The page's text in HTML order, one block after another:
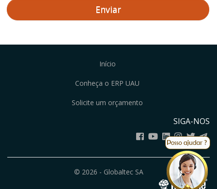
Enviar
Início
Conheça o ERP UAU
Solicite um orçamento
SIGA-NOS
© 2026 - Globaltec SA